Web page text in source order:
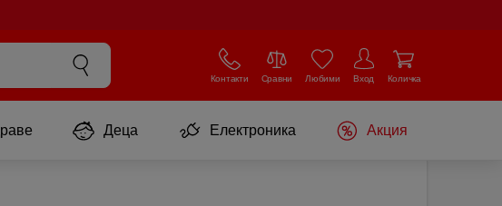
Контакти Сравни Любими Вход Количка
Деца Електроника Акция